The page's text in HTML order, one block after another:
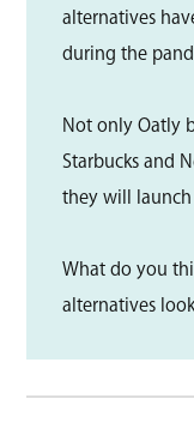
alternatives
during the
Not only Oatly
Starbucks and
they will
What do you
alternatives